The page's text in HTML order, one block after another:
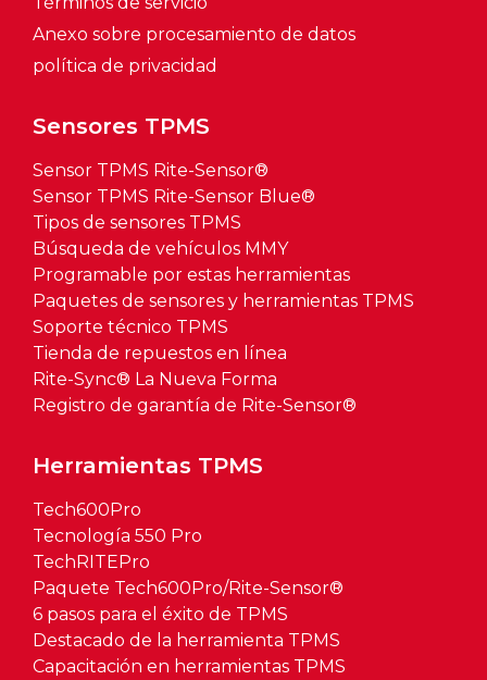
Sensores TPMS
Sensor TPMS Rite-Sensor®
Sensor TPMS Rite-Sensor Blue®
Tipos de sensores TPMS
Búsqueda de vehículos MMY
Programable por estas herramientas
Paquetes de sensores y herramientas TPMS
Soporte técnico TPMS
Tienda de repuestos en línea
Rite-Sync® La Nueva Forma
Registro de garantía de Rite-Sensor®
Herramientas TPMS
Tech600Pro
Tecnología 550 Pro
TechRITEPro
Paquete Tech600Pro/Rite-Sensor®
6 pasos para el éxito de TPMS
Destacado de la herramienta TPMS
Capacitación en herramientas TPMS
Anexo sobre procesamiento de datos
política de privacidad